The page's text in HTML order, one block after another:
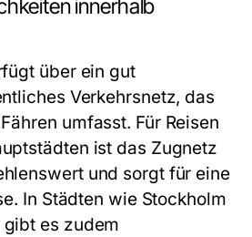
innerhalb
über ein gut
Verkehrsnetz, das
umfasst. Für Reisen
ist das Zugnetz
und sorgt für eine
In Städten wie Stockholm
es zudem